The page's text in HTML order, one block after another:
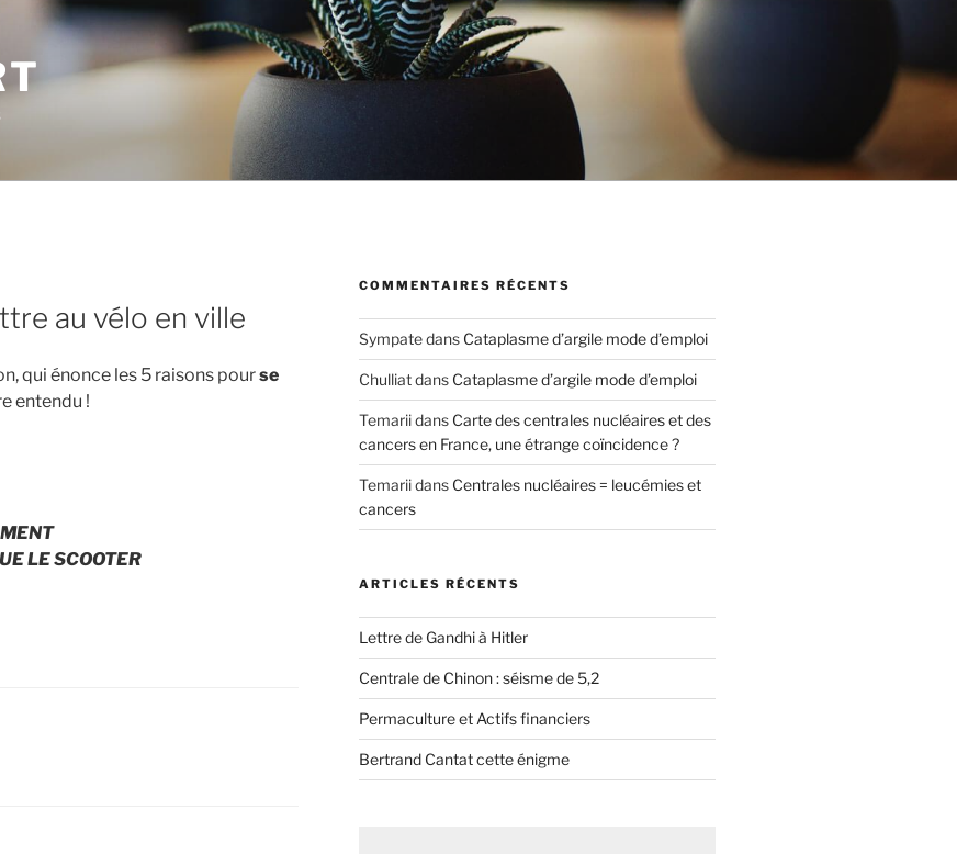
au vélo en ville
qui énonce les 5 raisons pourse
entendu !
LE SCOOTER
COMMENTAIRES RÉCENTS
Sympatedans Cataplasme d’argile mode d’emploi
Chulliatdans Cataplasme d’argile mode d’emploi
Temariidans Carte des centrales nucléaires et des
cancers en France, une étrange coïncidence ?
Temariidans Centrales nucléaires = leucémies et
cancers
ARTICLES RÉCENTS
Lettre de Gandhi à Hitler
Centrale de Chinon : séisme de 5,2
Permaculture et Actifs financiers
Bertrand Cantat cette énigme